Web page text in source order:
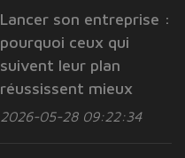
Lancer son entreprise :
pourquoi ceux qui
suivent leur plan
réussissent mieux
2026-05-28 09:22:34